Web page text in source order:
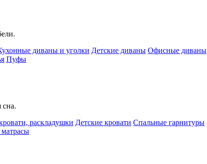
диваны и уголки Детские диваны Офисные диваны
Пуфы
сна.
раскладушки Детские кровати Спальные гарнитуры